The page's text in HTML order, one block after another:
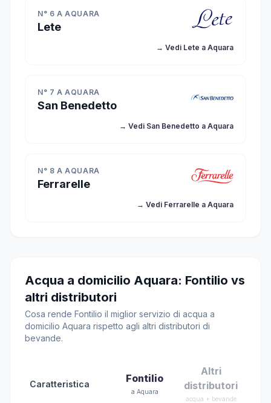
N° 6 A AQUARA
Lete
→ Vedi Lete a Aquara
N° 7 A AQUARA
San Benedetto
→ Vedi San Benedetto a Aquara
N° 8 A AQUARA
Ferrarelle
→ Vedi Ferrarelle a Aquara
Acqua a domicilio Aquara: Fontilio vs
altri distributori
Cosa rende Fontilio il miglior servizio di acqua a
domicilio Aquara rispetto agli altri distributori di
bevande.
Caratteristica Fontilio
a Aquara
Altri
distributori
acqua + bevande